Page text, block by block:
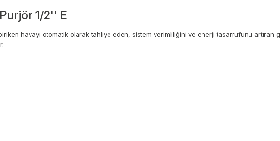
1/2'' E
havayı otomatik olarak tahliye eden, sistem verimliliğini ve enerji tasarrufunu artıran